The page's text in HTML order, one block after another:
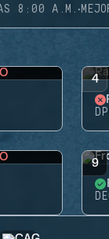
8:00 A.M. ·
4
9